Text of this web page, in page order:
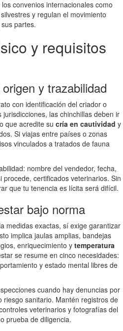
convenios internacionales como
y regulan el movimiento
partes.
y requisitos
y trazabilidad
con identificación del criador o
las chinchillas deben ir
que acredite su cría en cautividad y
Si viajas entre países o zonas
vinculados a tratados de fauna
nombre del vendedor, fecha,
certificados veterinarios. Sin
que tu tenencia es lícita será difícil.
bajo norma
medidas exactas, sí exige garantizar
implica jaulas amplias, bandejas
enriquecimiento y temperatura
se resume en cinco necesidades:
y estado mental libres de
cuando hay denuncias por
riesgo sanitario. Mantén registros de
veterinarios y fotografías del
prueba de diligencia.